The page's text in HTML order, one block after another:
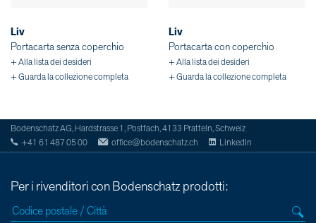
Liv
Portacarta senza coperchio
+ Alla lista dei desideri
+ Guarda la collezione completa
Liv
Portacarta con coperchio
+ Alla lista dei desideri
+ Guarda la collezione completa
Bodenschatz AG, Hardstrasse 1, Postfach, 4133 Pratteln, Schweiz
+41 61 487 05 00
office@bodenschatz.ch LinkedIn
Per i rivenditori con Bodenschatz prodotti: